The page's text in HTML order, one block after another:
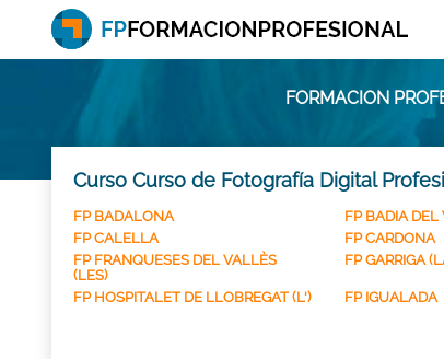
FORMACION
Curso Curso de Fotografía Digital
FP BADALONA FP BADIA DEL
FP CALELLA
FP CARDONA
FP FRANQUESES DEL VALLÈS
(LES)
FP GARRIGA
FP HOSPITALET DE LLOBREGAT (L') FP IGUALADA